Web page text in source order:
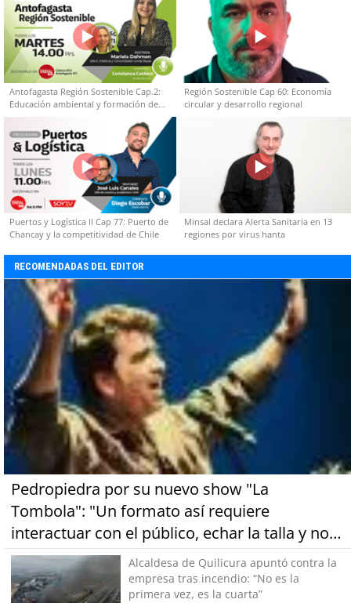
Antofagasta Región Sostenible Cap.2:
Educación ambiental y formación de
capacidades técnicas
Región Sostenible Cap 60: Economía
circular y desarrollo regional
Puertos y Logística II Cap 77: Puerto de
Chancay y la competitividad de Chile
Minsal declara Alerta Sanitaria en 13
regiones por virus hanta
RECOMENDADAS DEL EDITOR
Pedropiedra por su nuevo show "La
Tombola": "Un formato así requiere
interactuar con el público, echar la talla y no
tener miedo a equivocarse"Alcaldesa de Quilicura apuntó contra la
empresa tras incendio: “No es la
primera vez, es la cuarta”